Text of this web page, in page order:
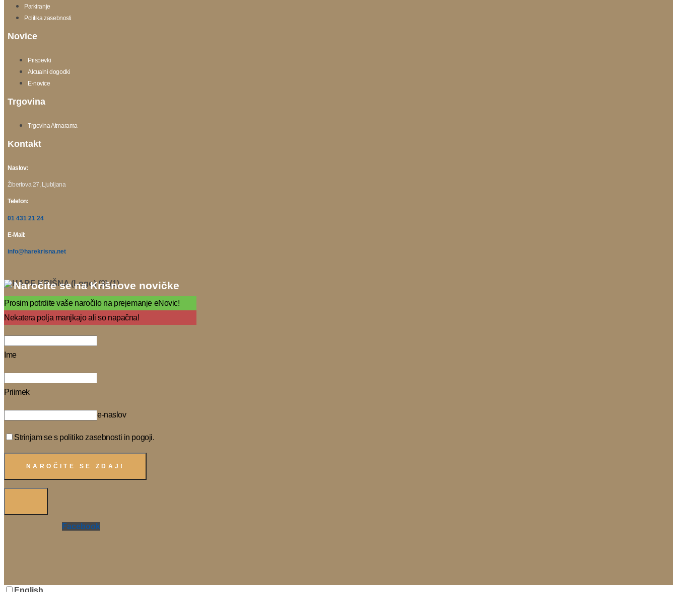
Parkiranje
Politika zasebnosti
Novice
Prispevki
Aktualni dogodki
E-novice
Trgovina
Trgovina Atmarama
Kontakt
Naslov:
Žibertova 27, Ljubljana
Telefon:
01 431 21 24
E-Mail:
info@harekrisna.net
Naročite se na Krišnove novičke
Prosim potrdite vaše naročilo na prejemanje eNovic!
Nekatera polja manjkajo ali so napačna!
Ime
Priimek
e-naslov
Strinjam se s politiko zasebnosti in pogoji.
Facebook